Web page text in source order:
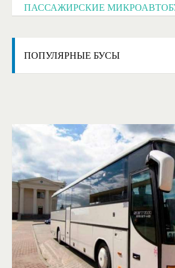
ПАССАЖИРСКИЕ
ПОПУЛЯРНЫЕ БУСЫ